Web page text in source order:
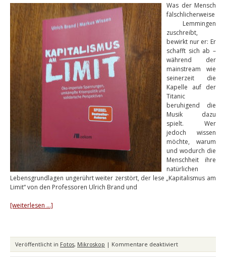
Was der Mensch
fälschlicherweise
Lemmingen
zuschreibt,
bewirkt nur er: Er
schafft sich ab –
während der
mainstream wie
seinerzeit die
Kapelle auf der
Titanic
beruhigend die
Musik dazu
spielt. Wer
jedoch wissen
möchte, warum
und wodurch die
Menschheit ihre
natürlichen
Lebensgrundlagen ungerührt weiter zerstört, der lese „Kapitalismus am
Limit“ von den Professoren Ulrich Brand und
[weiterlesen …]
Veröffentlicht in Fotos, Mikroskop | Kommentare deaktiviertfür
Klappe